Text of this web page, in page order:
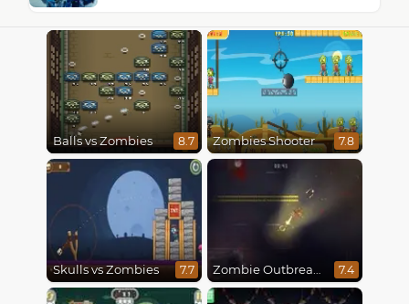
Balls vs Zombies 8.7 Zombies Shooter 7.8
Skulls vs Zombies 7.7 Zombie Outbreak Arena 7.4